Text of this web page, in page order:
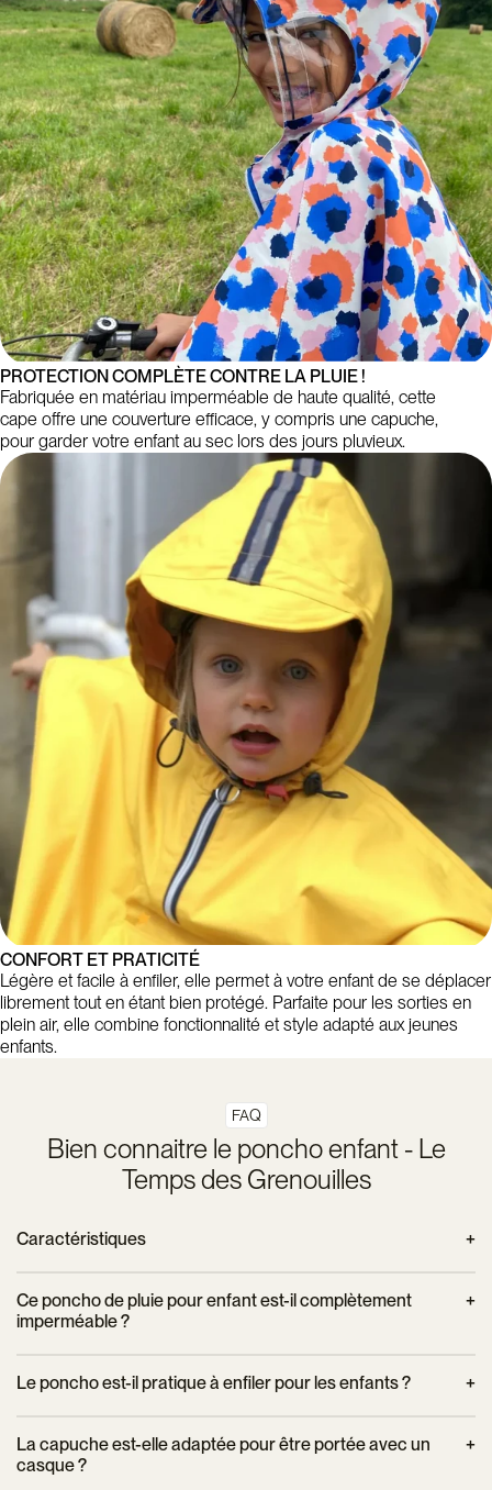
PROTECTION COMPLÈTE CONTRE LA PLUIE !
Fabriquée en matériau imperméable de haute qualité, cette
cape offre une couverture efficace, y compris une capuche,
pour garder votre enfant au sec lors des jours pluvieux.
CONFORT ET PRATICITÉ
Légère et facile à enfiler, elle permet à votre enfant de se déplacer
librement tout en étant bien protégé. Parfaite pour les sorties en
plein air, elle combine fonctionnalité et style adapté aux jeunes
enfants.
FAQ
Bien connaitre le poncho enfant - Le
Temps des Grenouilles
Caractéristiques
Unisexe
Capuche réglable
Coupe-vent
visibilité
Ce poncho de pluie pour enfant est-il complètement
imperméable ?
fabriqué en tissu 100 % imperméable, offrant une protection
sec même sous une pluie battante.
Le poncho est-il pratique à enfiler pour les enfants ?
ce qui est idéal pour les enfants. Il est doté de boutons-
pression pratiques qui permettent un ajustement rapide et
La capuche est-elle adaptée pour être portée avec un
casque ?